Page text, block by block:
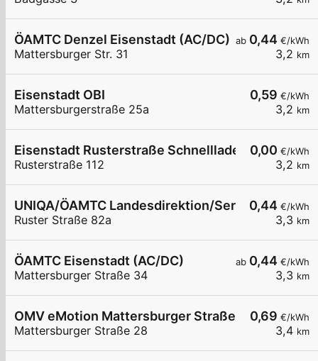
ab 0,44 €/kWh
3,2 km
ÖAMTC Denzel Eisenstadt (AC/DC)
Mattersburger Str. 31
0,59 €/kWh
3,2 km
Eisenstadt OBI
Mattersburgerstraße 25a
0,00 €/kWh
3,2 km
Eisenstadt Rusterstraße Schnelllader EZE
Rusterstraße 112
0,44 €/kWh
3,3 km
UNIQA/ÖAMTC Landesdirektion/ServiceCenter
Ruster Straße 82a
ab 0,44 €/kWh
3,3 km
ÖAMTC Eisenstadt (AC/DC)
Mattersburger Straße 34
0,69 €/kWh
3,4 km
OMV eMotion Mattersburger Straße 28
Mattersburger Straße 28